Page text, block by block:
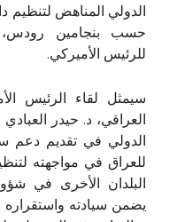
الدولي المناهض
حسب بنجامين رودس،
للرئيس الأميركي.
سيمثل لقاء الرئيس
العراقي، د. حيدر
الدولي في تقديم دعم
للعراق في مواجهته
البلدان الأخرى في
يضمن سيادته